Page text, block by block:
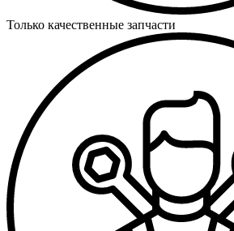
Только качественные запчасти